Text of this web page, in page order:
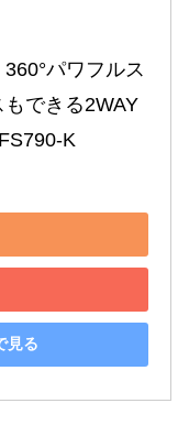
パワフルス
できる2WAY
K
見る